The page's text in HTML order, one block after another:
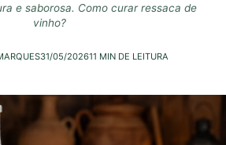
e saborosa. Como curar ressaca de
vinho?
31/05/202611 MIN DE LEITURA